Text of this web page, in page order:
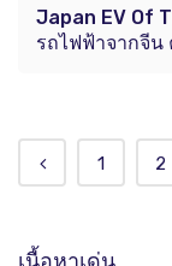
Japan EV Of
รถไฟฟ้าจากจีน
1 2
เนื้อหาเด่น